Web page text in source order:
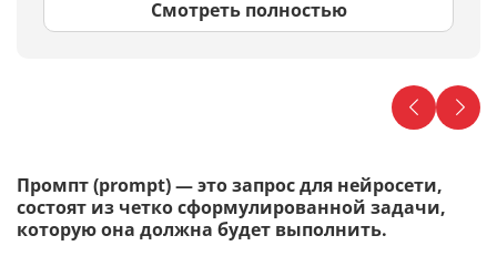
Смотреть полностью
Промпт (prompt) — это запрос для нейросети,
состоят из четко сформулированной задачи,
которую она должна будет выполнить.